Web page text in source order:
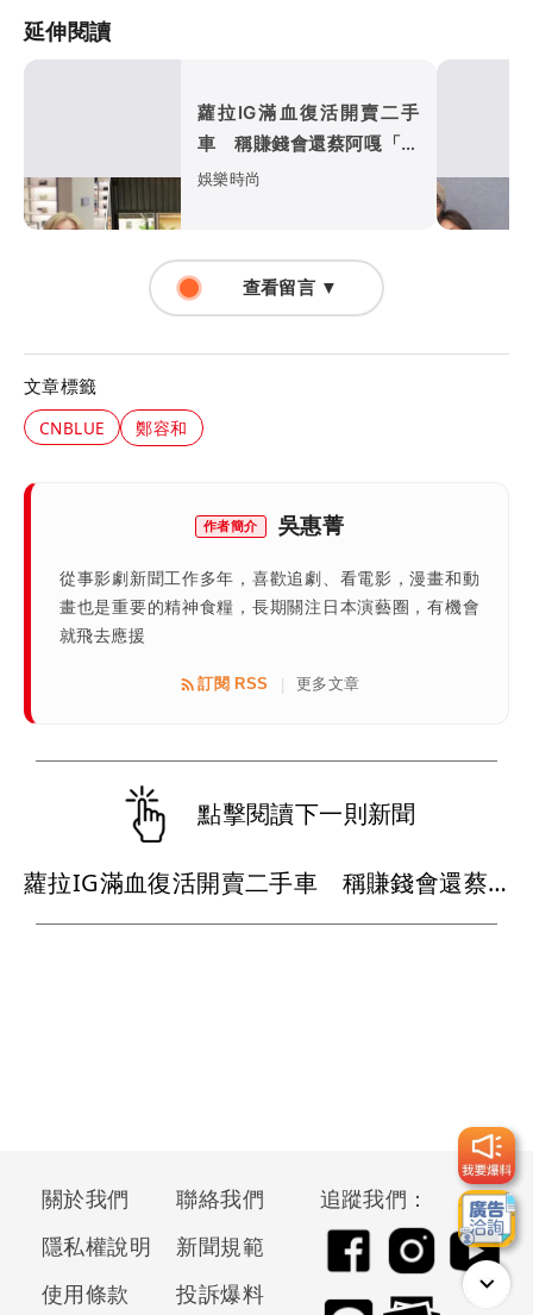
延伸閱讀
蘿拉IG滿血復活開賣二手
車 稱賺錢會還蔡阿嘎「好
好面對負責」
娛樂時尚
查看留言 ▼
文章標籤
CNBLUE 鄭容和
作者簡介 吳惠菁
從事影劇新聞工作多年，喜歡追劇、看電影，漫畫和動
畫也是重要的精神食糧，長期關注日本演藝圈，有機會
就飛去應援
訂閱 RSS 更多文章
點擊閱讀下一則新聞
蘿拉IG滿血復活開賣二手車 稱賺錢會還蔡阿嘎「好好面對負責」
關於我們
聯絡我們
隱私權說明
新聞規範
使用條款
投訴爆料
追蹤我們：